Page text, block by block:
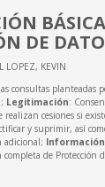
DE
LOPEZ, KEVIN
consultas planteadas
Legitimación:
realizan cesiones si
y suprimir, así
adicional;
de Protección